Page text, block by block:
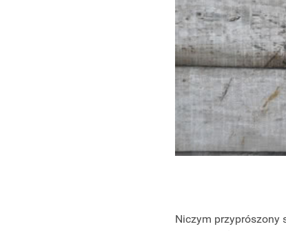
Niczym przyprószony